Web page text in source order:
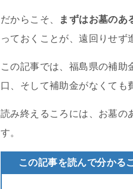
だからこそ、 まずはお墓のあ
っておくことが、遠回りせず
この記事では、福島県の補助
口、そして補助金がなくても
読み終えるころには、お墓の
す。
この記事を読んで分かる